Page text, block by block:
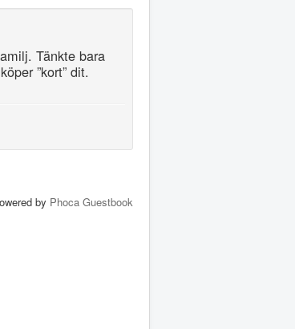
Tänkte bara
”kort” dit.
by Phoca Guestbook